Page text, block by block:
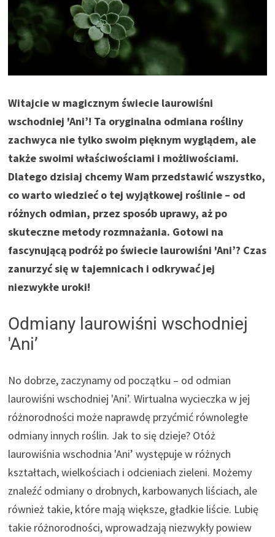
Witajcie w magicznym świecie laurowiśni
wschodniej 'Ani’! Ta oryginalna odmiana rośliny
zachwyca nie tylko swoim pięknym wyglądem, ale
także swoimi właściwościami i możliwościami.
Dlatego dzisiaj chcemy Wam przedstawić wszystko,
co warto wiedzieć o tej wyjątkowej roślinie – od
różnych odmian, przez sposób uprawy, aż po
skuteczne metody rozmnażania. Gotowi na
fascynującą podróż po świecie laurowiśni 'Ani’? Czas
zanurzyć się w tajemnicach i odkrywać jej
niezwykłe uroki!
Odmiany laurowiśni wschodniej
'Ani’
No dobrze, zaczynamy od początku – od odmian
laurowiśni wschodniej 'Ani’. Wirtualna wycieczka w jej
różnorodności może naprawdę przyćmić równoległe
odmiany innych roślin. Jak to się dzieje? Otóż
laurowiśnia wschodnia 'Ani’ występuje w różnych
kształtach, wielkościach i odcieniach zieleni. Możemy
znaleźć odmiany o drobnych, karbowanych liściach, ale
również takie, które mają większe, gładkie liście. Lubię
takie różnorodności, wprowadzają niezwykły powiew